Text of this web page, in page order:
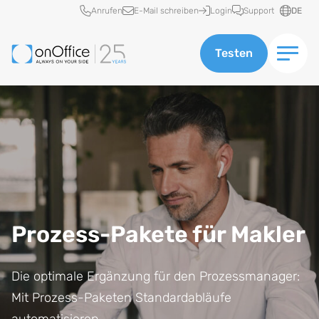
Schnellzugriff
Anrufen E-Mail schreiben Login Support DE
Testen
Prozess-Pakete für Makler
Die optimale Ergänzung für den Prozessmanager:
Mit Prozess-Paketen Standardabläufe